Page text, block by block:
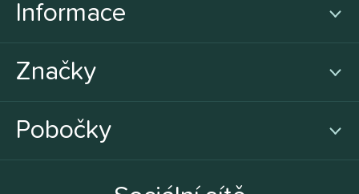
Informace
Značky
Pobočky